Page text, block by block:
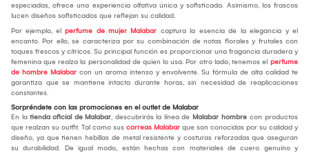
especiadas, ofrece una experiencia olfativa única y sofisticada. Asimismo, los frascos
lucen diseños sofisticados que reflejan su calidad.
Por ejemplo, el perfume de mujer Malabar captura la esencia de la elegancia y el
encanto. Por ello, se caracteriza por su combinación de notas florales y frutales con
toques frescos y cítricos. Su principal función es proporcionar una fragancia duradera y
femenina que realza la personalidad de quien lo usa. Por otro lado, tenemos el perfume
de hombre Malabar con un aroma intenso y envolvente. Su fórmula de alta calidad te
garantiza que se mantiene intacta durante horas, sin necesidad de reaplicaciones
constantes.
Sorpréndete con las promociones en el outlet de Malabar
En la tienda oficial de Malabar, descubrirás la línea de Malabar hombre con productos
que realzan su outfit. Tal como sus correas Malabar que son conocidas por su calidad y
diseño, ya que tienen hebillas de metal resistente y costuras reforzadas que aseguran
su durabilidad. De igual modo, están hechas con materiales de cuero genuino y